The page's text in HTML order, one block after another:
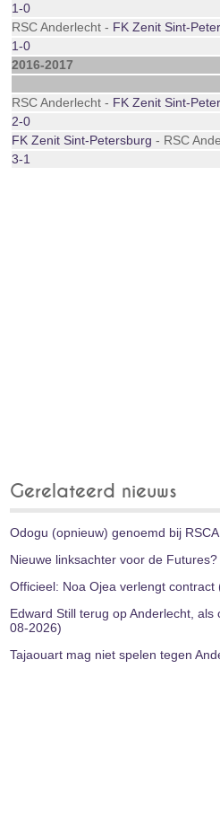
1-0
RSC Anderlecht - FK Zenit Sint-
1-0
2016-2017
RSC Anderlecht - FK Zenit Sint-
2-0
FK Zenit Sint-Petersburg - RSC
3-1
Gerelateerd nieuws
Odogu (opnieuw) genoemd bij
Nieuwe linksachter voor de
Officieel: Noa Ojea verlengt contract
Edward Still terug op Anderlecht,
08-2026)
Tajaouart mag niet spelen tegen